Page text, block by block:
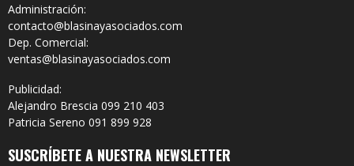
Administración:
contacto@blasinayasociados.com
Dep. Comercial:
ventas@blasinayasociados.com
Publicidad:
Alejandro Brescia 099 210 403
Patricia Sereno 091 899 928
SUSCRÍBETE A NUESTRA NEWSLETTER